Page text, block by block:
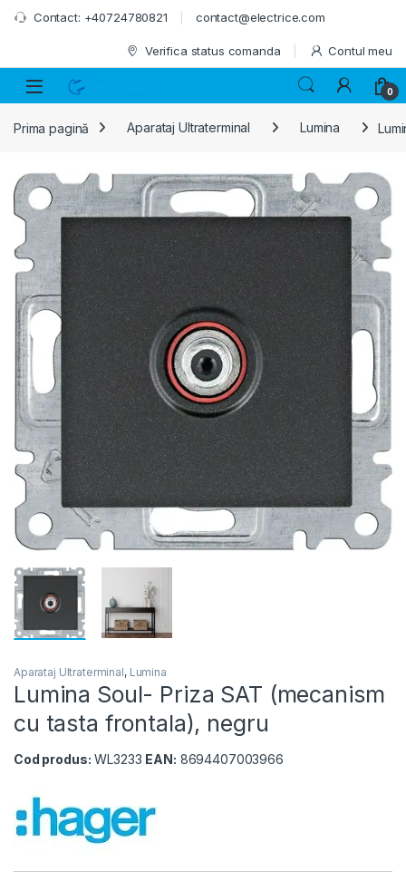
Skip to navigation
Skip to content
Contact: +40724780821 contact@electrice.com
Verifica status comanda Contul meu
0
Prima pagină Aparataj Ultraterminal Lumina
Aparataj Ultraterminal, Lumina
Lumina Soul- Priza SAT (mecanism
cu tasta frontala), negru
Cod produs: WL3233 EAN: 8694407003966